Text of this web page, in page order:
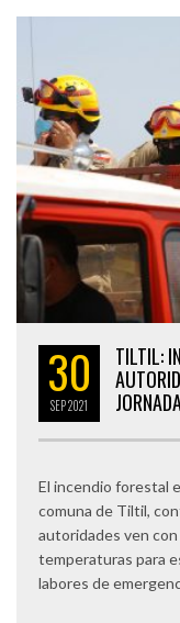
30
SEP2021
TILTIL:
El incendio forestal
comuna de Tiltil,
autoridades ven
temperaturas para
labores de